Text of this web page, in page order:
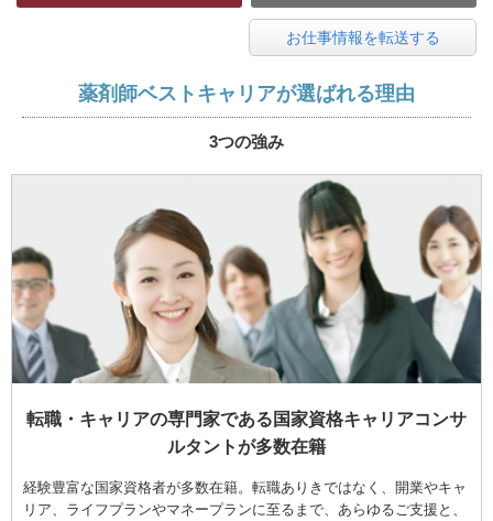
お仕事情報を転送する
薬剤師ベストキャリアが選ばれる理由
3つの強み
転職・キャリアの専門家である国家資格キャリアコンサ
ルタントが多数在籍
経験豊富な国家資格者が多数在籍。転職ありきではなく、開業やキャ
リア、ライフプランやマネープランに至るまで、あらゆるご支援と、